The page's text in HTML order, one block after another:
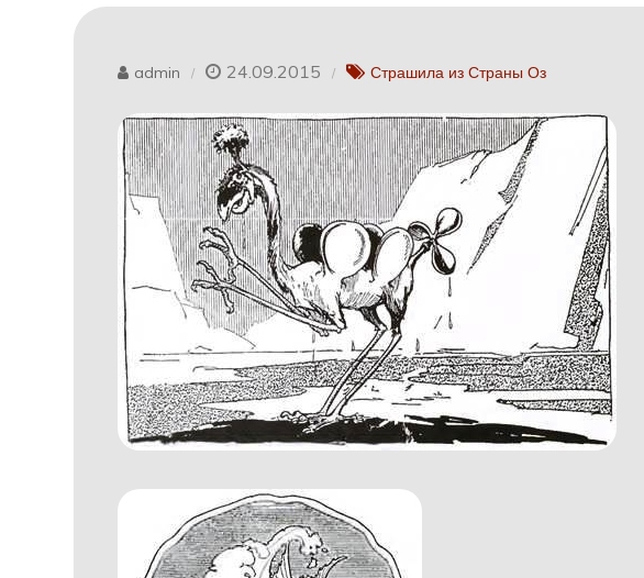
admin 24.09.2015 Страшила из Страны Оз